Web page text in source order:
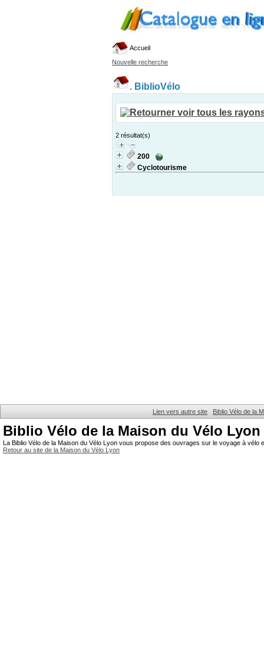
Accueil
Nouvelle recherche
. BiblioVélo
2 résultat(s)
200
Cyclotourisme
Lien vers autre site Biblio Vélo de la
Biblio Vélo de la Maison du Vélo Lyon
La Biblio Vélo de la Maison du Vélo Lyon vous propose des ouvrages sur le voyage à
Retour au site de la Maison du Vélo Lyon